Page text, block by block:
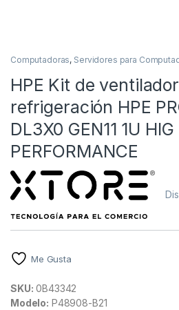
Computadoras, Servidores para
HPE Kit de
refrigeración HPE
DL3X0 GEN11 1U
PERFORMANCE
Me Gusta
SKU: 0B43342
Modelo: P48908-B21